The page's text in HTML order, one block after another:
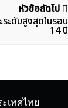
หัวข้อถัดไป
ะดับสูงสุดในรอบ
14 ปี
เทศไทย